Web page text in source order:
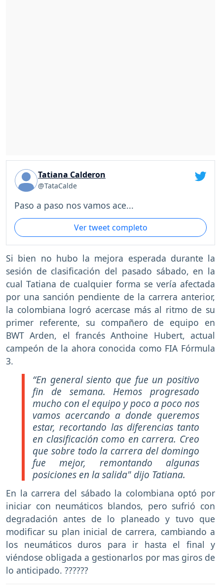
Tatiana Calderon
@TataCalde
Paso a paso nos vamos ace...
Ver tweet completo
Si bien no hubo la mejora esperada durante la
sesión de clasificación del pasado sábado, en la
cual Tatiana de cualquier forma se vería afectada
por una sanción pendiente de la carrera anterior,
la colombiana logró acercase más al ritmo de su
primer referente, su compañero de equipo en
BWT Arden, el francés Anthoine Hubert, actual
campeón de la ahora conocida como FIA Fórmula
3.
“En general siento que fue un positivo
fin de semana. Hemos progresado
mucho con el equipo y poco a poco nos
vamos acercando a donde queremos
estar, recortando las diferencias tanto
en clasificación como en carrera. Creo
que sobre todo la carrera del domingo
fue mejor, remontando algunas
posiciones en la salida" dijo Tatiana.
En la carrera del sábado la colombiana optó por
iniciar con neumáticos blandos, pero sufrió con
degradación antes de lo planeado y tuvo que
modificar su plan inicial de carrera, cambiando a
los neumáticos duros para ir hasta el final y
viéndose obligada a gestionarlos por mas giros de
lo anticipado. ??????